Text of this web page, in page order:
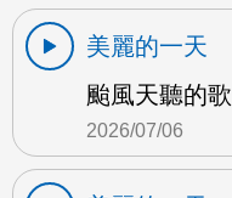
美麗的一天
颱風天聽的
2026/07/06